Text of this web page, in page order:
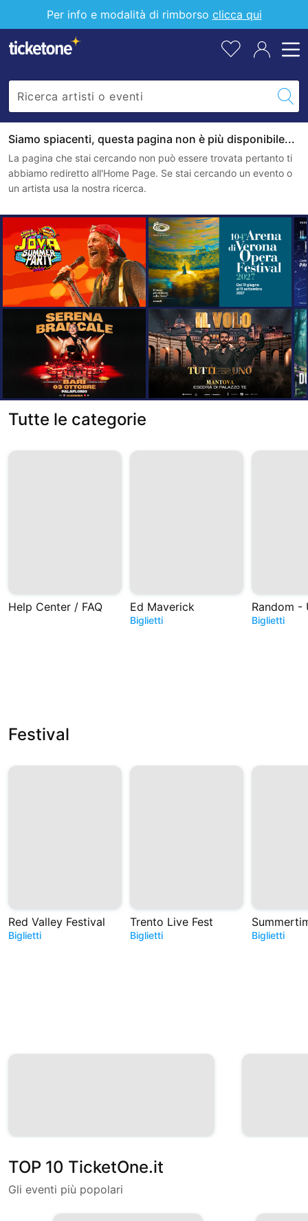
Per info e modalità di rimborso clicca qui
Siamo spiacenti, questa pagina non è più disponibile...
La pagina che stai cercando non può essere trovata pertanto ti
abbiamo rediretto all'Home Page. Se stai cercando un evento o
un artista usa la nostra ricerca.
Tutte le categorie
Help Center / FAQ Ed Maverick
Biglietti Biglietti
Festival
Red Valley Festival
Biglietti
Trento Live Fest
Biglietti Biglietti
TOP 10 TicketOne.it
Gli eventi più popolari